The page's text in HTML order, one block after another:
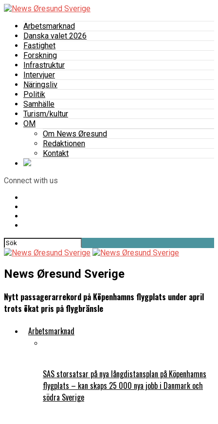
Arbetsmarknad
Danska valet 2026
Fastighet
Forskning
Infrastruktur
Intervjuer
Näringsliv
Politik
Samhälle
Turism/kultur
OM
Om News Øresund
Redaktionen
Kontakt
Connect with us
News Øresund Sverige
Nytt passagerarrekord på Köpenhamns flygplats under april
trots ökat pris på flygbränsle
Arbetsmarknad
SAS storsatsar på nya långdistansplan på Köpenhamns
flygplats – kan skaps 25 000 nya jobb i Danmark och
södra Sverige